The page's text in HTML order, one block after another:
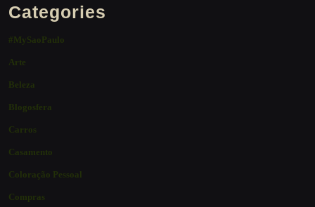
Categories
#MySaoPaulo
Arte
Beleza
Blogosfera
Carros
Casamento
Coloração Pessoal
Compras